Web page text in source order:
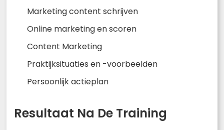
Marketing content schrijven
Online marketing en scoren
Content Marketing
Praktijksituaties en -voorbeelden
Persoonlijk actieplan
Resultaat Na De Training